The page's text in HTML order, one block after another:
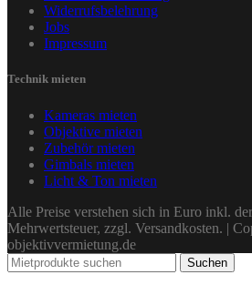
Widerrufsbelehrung
Jobs
Impressum
Technik mieten
Kameras mieten
Objektive mieten
Zubehör mieten
Gimbals mieten
Licht & Ton mieten
Alle Preise verstehen sich in Euro inkl.
Mehrwertsteuer, zzgl. Versandkosten. |
objektivvermietung.de
Suchen